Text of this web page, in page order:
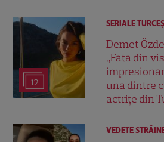
12
SERIALE
Demet
„Fata din
una dintre
actrițe din
VEDETE